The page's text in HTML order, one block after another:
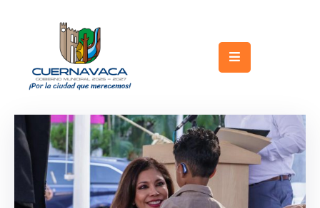
Gobierno
Turismo
Trámites
Servicios